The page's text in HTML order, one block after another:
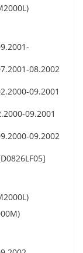
08.2002
09.2001
09.2001
09.2002